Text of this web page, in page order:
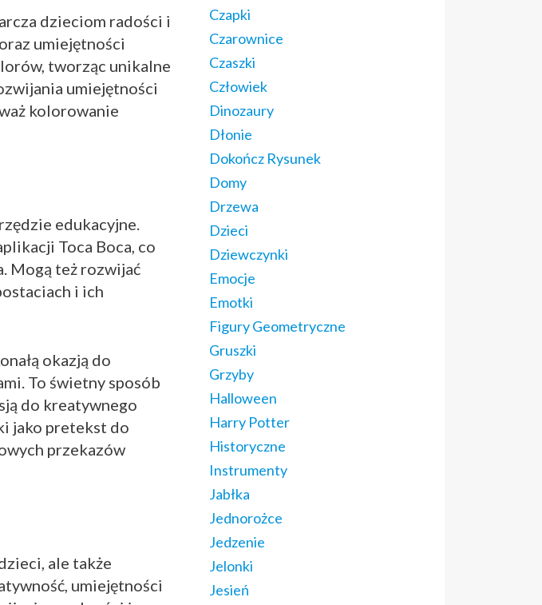
dzieciom radości i
umiejętności
tworząc unikalne
umiejętności
kolorowanie
edukacyjne.
Toca Boca, co
Mogą też rozwijać
i ich
okazją do
To świetny sposób
do kreatywnego
jako pretekst do
przekazów
ale także
umiejętności
Czapki
Czarownice
Czaszki
Człowiek
Dinozaury
Dłonie
Dokończ Rysunek
Domy
Drzewa
Dzieci
Dziewczynki
Emocje
Emotki
Figury Geometryczne
Gruszki
Grzyby
Halloween
Harry Potter
Historyczne
Instrumenty
Jabłka
Jednorożce
Jedzenie
Jelonki
Jesień